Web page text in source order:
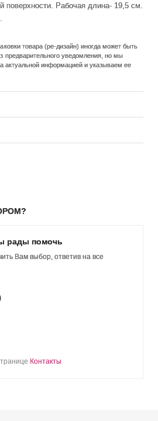
поверхности. Рабочая длина- 19,5 см.
товара (ре-дизайн) иногда может быть
предварительного уведомления, но мы
актуальной информацией и указываем ее
рады помочь
Вам выбор, ответив на все
Контакты